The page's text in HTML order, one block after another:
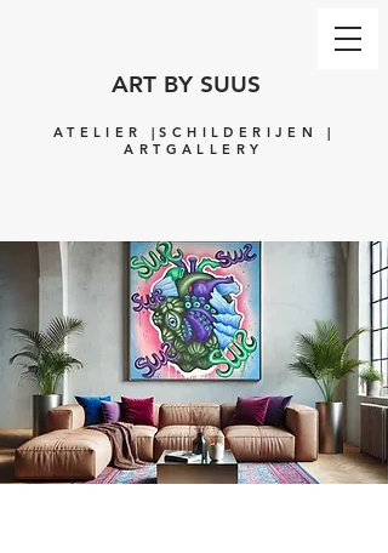
ART BY SUUS
ATELIER |SCHILDERIJEN |
ARTGALLERY